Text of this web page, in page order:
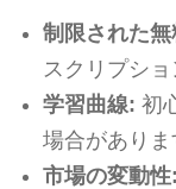
制限された
スクリプショ
学習曲線: 初
場合がありま
市場の変動性: